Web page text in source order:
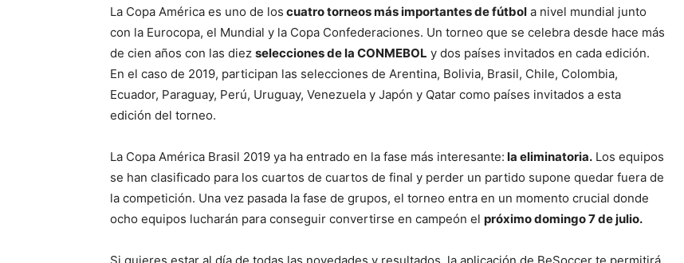
La Copa América es uno de los cuatro torneos más importantes de fútbol a nivel mundial junto
con la Eurocopa, el Mundial y la Copa Confederaciones. Un torneo que se celebra desde hace más
de cien años con las diez selecciones de la CONMEBOL y dos países invitados en cada edición.
En el caso de 2019, participan las selecciones de Arentina, Bolivia, Brasil, Chile, Colombia,
Ecuador, Paraguay, Perú, Uruguay, Venezuela y Japón y Qatar como países invitados a esta
edición del torneo.
La Copa América Brasil 2019 ya ha entrado en la fase más interesante: la eliminatoria. Los equipos
se han clasificado para los cuartos de cuartos de final y perder un partido supone quedar fuera de
la competición. Una vez pasada la fase de grupos, el torneo entra en un momento crucial donde
ocho equipos lucharán para conseguir convertirse en campeón el próximo domingo 7 de julio.